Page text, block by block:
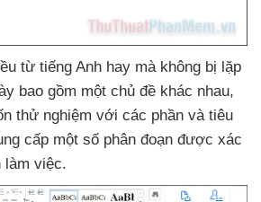
từ tiếng Anh hay mà không bị lặp
bao gồm một chủ đề khác nhau,
thử nghiệm với các phần và tiêu
cấp một số phân đoạn được xác
làm việc.